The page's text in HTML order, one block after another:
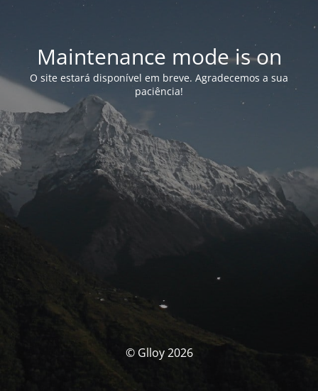
Maintenance mode is on
O site estará disponível em breve. Agradecemos a sua
paciência!
© Glloy 2026